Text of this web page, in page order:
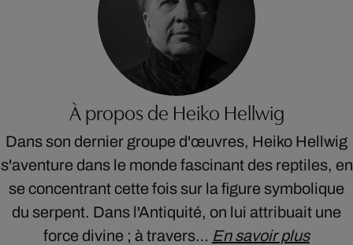
À propos de Heiko Hellwig
Dans son dernier groupe d'œuvres, Heiko Hellwig
s'aventure dans le monde fascinant des reptiles, en
se concentrant cette fois sur la figure symbolique
du serpent. Dans l'Antiquité, on lui attribuait une
force divine ; à travers… En savoir plus